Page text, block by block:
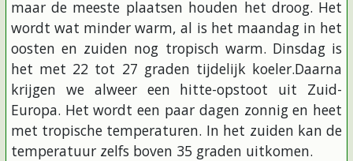
maar de meeste plaatsen houden het droog. Het
wordt wat minder warm, al is het maandag in het
oosten en zuiden nog tropisch warm. Dinsdag is
het met 22 tot 27 graden tijdelijk koeler.Daarna
krijgen we alweer een hitte-opstoot uit Zuid-
Europa. Het wordt een paar dagen zonnig en heet
met tropische temperaturen. In het zuiden kan de
temperatuur zelfs boven 35 graden uitkomen.